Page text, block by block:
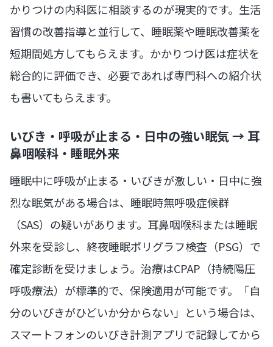
かりつけの内科医に相談するのが現実的です。生活
習慣の改善指導と並行して、睡眠薬や睡眠改善薬を
短期間処方してもらえます。かかりつけ医は症状を
総合的に評価でき、必要であれば専門科への紹介状
も書いてもらえます。
いびき・呼吸が止まる・日中の強い眠気 → 耳
鼻咽喉科・睡眠外来
睡眠中に呼吸が止まる・いびきが激しい・日中に強
烈な眠気がある場合は、睡眠時無呼吸症候群
（SAS）の疑いがあります。耳鼻咽喉科または睡眠
外来を受診し、終夜睡眠ポリグラフ検査（PSG）で
確定診断を受けましょう。治療はCPAP（持続陽圧
呼吸療法）が標準的で、保険適用が可能です。「自
分のいびきがひどいか分からない」という場合は、
スマートフォンのいびき計測アプリで記録してから